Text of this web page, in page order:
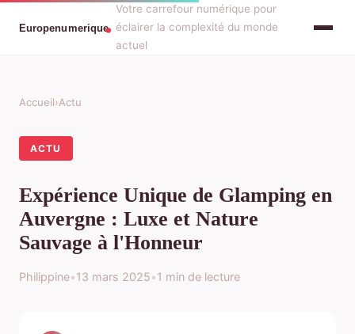
Votre carrefour numérique pour
éclairer la complexité du monde
actuel
Accueil›Actu
ACTU
Expérience Unique de Glamping en
Auvergne : Luxe et Nature
Sauvage à l'Honneur
Philippine•13 mars 2025•1 min de lecture